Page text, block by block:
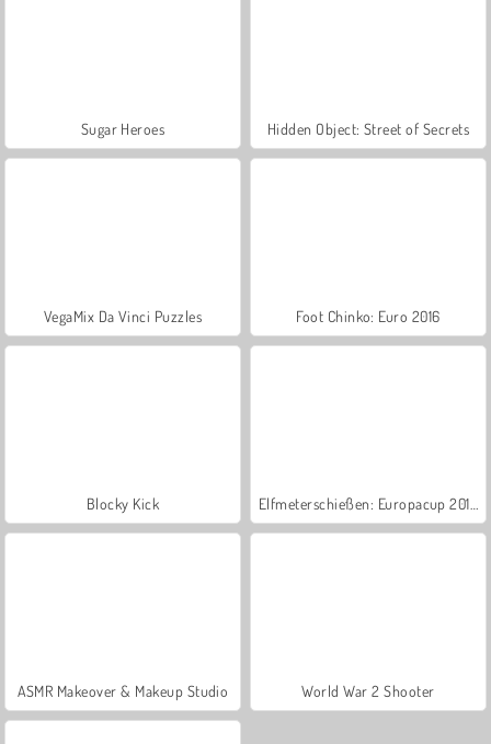
Sugar Heroes Hidden Object: Street of Secrets
VegaMix Da Vinci Puzzles Foot Chinko: Euro 2016
Blocky Kick
ASMR Makeover & Makeup Studio World War 2 Shooter